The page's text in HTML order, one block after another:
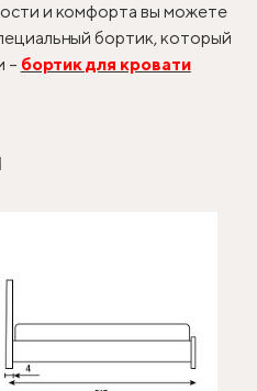
и комфорта вы можете
бортик, который
– бортик для кровати